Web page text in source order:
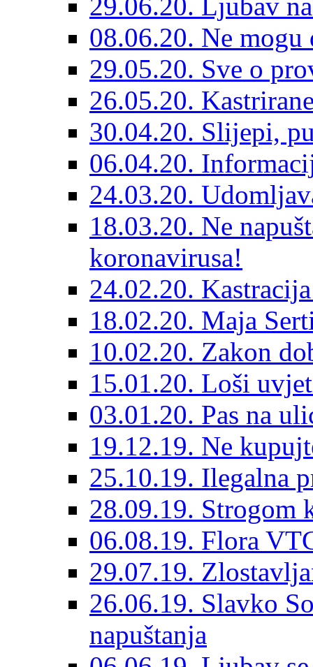
08.06.20. Ne
29.05.20. Sve o
26.05.20.
30.04.20. Slijepi,
06.04.20.
24.03.20.
18.03.20. Ne
koronavirusa!
24.02.20.
18.02.20. Maja
10.02.20. Zakon
15.01.20. Loši
03.01.20. Pas na
19.12.19. Ne
25.10.19. Ilegalna
28.09.19. Strogom
06.08.19. Flora
29.07.19.
26.06.19. Slavko
napuštanja